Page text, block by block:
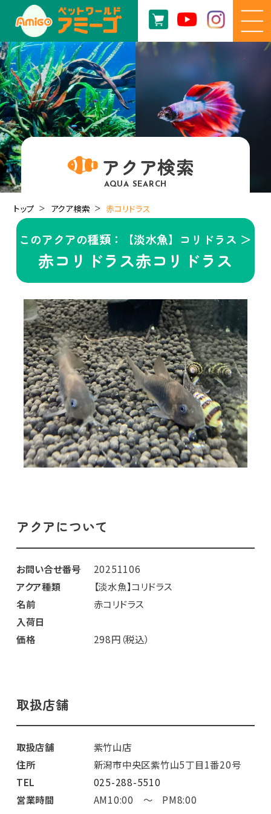
アクア検索
AQUA SEARCH
トップ アクア検索 赤コリドラス
このアクアの種類：【淡水魚】コリドラス ＞
赤コリドラス赤コリドラス
アクアについて
お問い合せ番号
20251106
アクア種類
【淡水魚】コリドラス
名前
赤コリドラス
入荷日
価格
298円（税込）
取扱店舗
取扱店舗
紫竹山店
住所
新潟市中央区紫竹山5丁目1番20号
TEL
025-288-5510
営業時間
AM10:00 ～ PM8:00